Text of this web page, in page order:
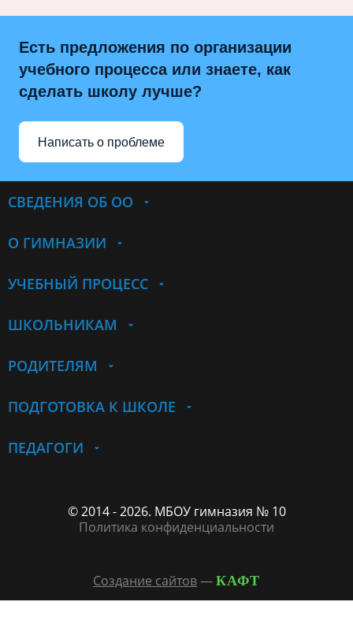
Есть предложения по организации
учебного процесса или знаете, как
сделать школу лучше?
Написать о проблеме
СВЕДЕНИЯ ОБ ОО
О ГИМНАЗИИ
УЧЕБНЫЙ ПРОЦЕСС
ШКОЛЬНИКАМ
РОДИТЕЛЯМ
ПОДГОТОВКА К ШКОЛЕ
ПЕДАГОГИ
© 2014 - 2026. МБОУ гимназия № 10
Политика конфиденциальности
Создание сайтов— КАФТ